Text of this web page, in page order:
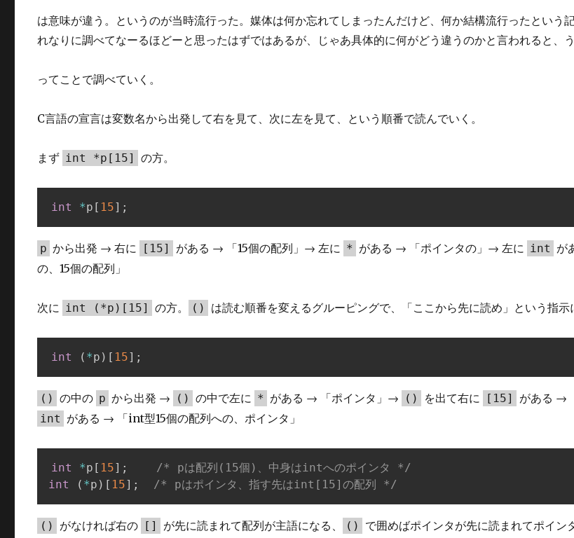
は意味が違う。というのが当時流行った。媒体は何か忘れてしまったんだけど、何か結構流行ったという
れなりに調べてなーるほどーと思ったはずではあるが、じゃあ具体的に何がどう違うのかと言われると、
ってことで調べていく。
C言語の宣言は変数名から出発して右を見て、次に左を見て、という順番で読んでいく。
まず int *p[15] の方。
int *p [ 15] ;
p から出発 → 右に [15] がある → 「15個の配列」→ 左に * がある → 「ポインタの」→ 左に int が
の、15個の配列」
次に int (*p)[15] の方。 () は読む順番を変えるグルーピングで、「ここから先に読め」という指示
int ( *p ) [ 15] ;
() の中の p から出発 → () の中で左に * がある → 「ポインタ」→ () を出て右に [15] がある →
int がある → 「int型15個の配列への、ポインタ」
int *p [ 15] ;
/* pは配列(15個)、中身はintへのポインタ */
int
( *p ) [ 15] ; /* pはポインタ、指す先はint[15]の配列 */
() がなければ右の [] が先に読まれて配列が主語になる、 ()
で囲めばポインタが先に読まれてポイン